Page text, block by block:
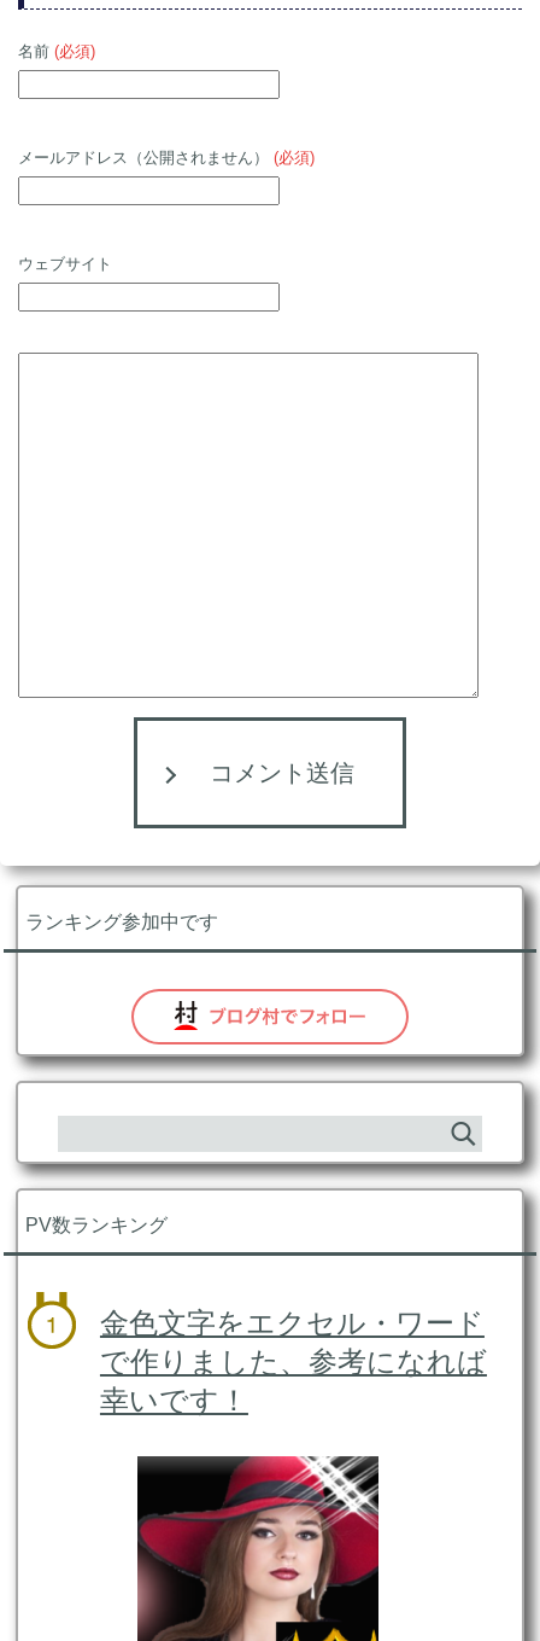
名前 (必須)
メールアドレス（公開されません） (必須)
ウェブサイト
コメント送信
ランキング参加中です
PV数ランキング
金色文字をエクセル・ワード
で作りました、参考になれば
幸いです！